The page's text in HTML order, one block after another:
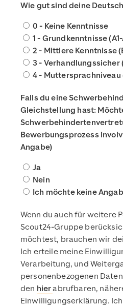
Wie gut sind deine
0 - Keine Kenntnisse
1 - Grundkenntnisse
2 - Mittlere Kenntnisse
3 - Verhandlungssicher
4 - Muttersprachniveau
Falls du eine
Gleichstellung hast:
Bewerbungsprozess
Angabe)
Ja
Nein
Ich möchte keine
Wenn du auch für weitere
Scout24-Gruppe
möchtest, brauchen wir
Ich erteile meine
Verarbeitung, und
personenbezogenen
den hierabrufbaren,
Einwilligungserklärung.